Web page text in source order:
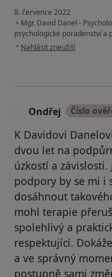
8. července 2022
• Mgr. David Danel -
psychologické poradenství a
• podle názoru uživatele
Nahlásit zneužití
Ondřej Číslo
K Davidovi
dvou let na
úzkostí a závislosti.
podpory by se mi i
dosáhnout
mohl terapie
spolehlivý a
respektující.
a ve správný
postupně sami